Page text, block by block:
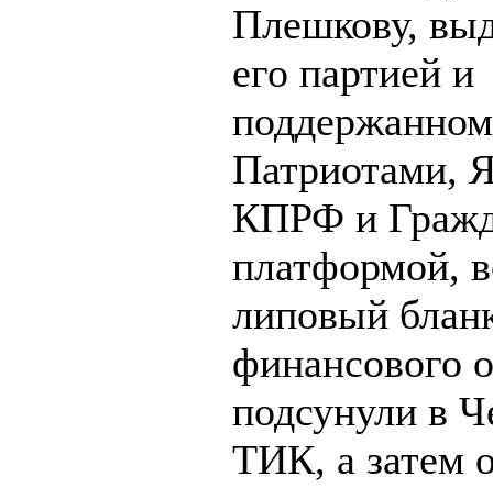
Плешкову,
его партией и
Патриотами,
КПРФ и
платформой,
липовый
финансового
подсунули в
ТИК, а затем